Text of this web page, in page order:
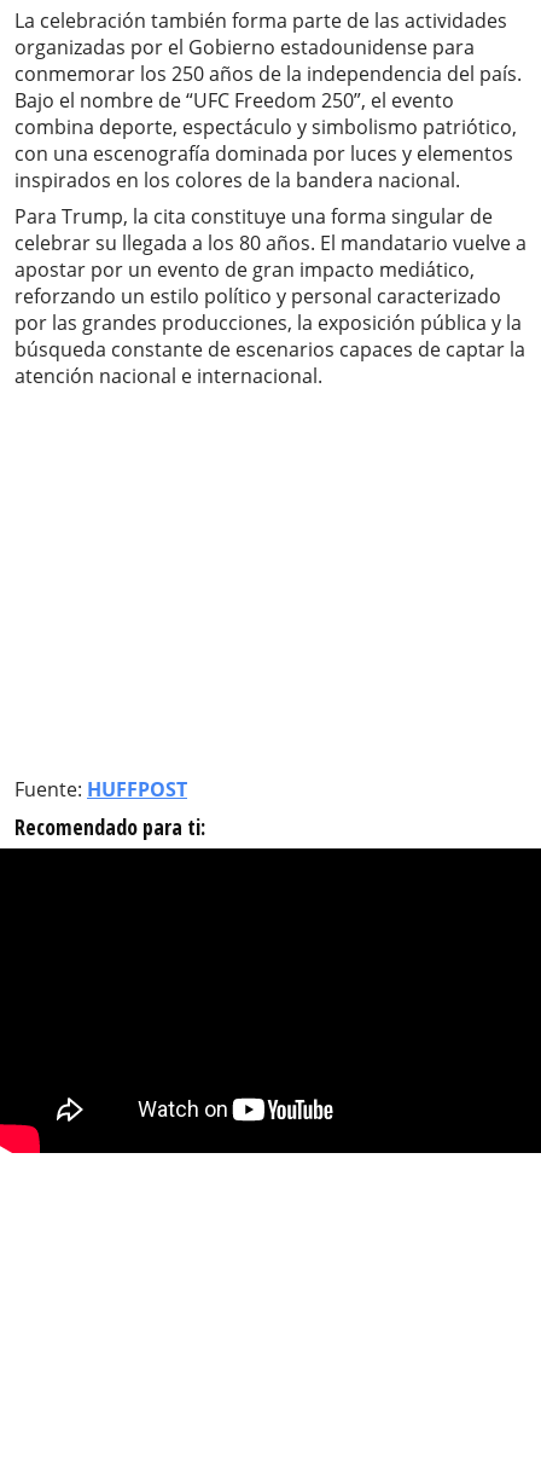
La celebración también forma parte de las actividades
organizadas por el Gobierno estadounidense para
conmemorar los 250 años de la independencia del país.
Bajo el nombre de “UFC Freedom 250”, el evento
combina deporte, espectáculo y simbolismo patriótico,
con una escenografía dominada por luces y elementos
inspirados en los colores de la bandera nacional.
Para Trump, la cita constituye una forma singular de
celebrar su llegada a los 80 años. El mandatario vuelve a
apostar por un evento de gran impacto mediático,
reforzando un estilo político y personal caracterizado
por las grandes producciones, la exposición pública y la
búsqueda constante de escenarios capaces de captar la
atención nacional e internacional.
Fuente: HUFFPOST
Recomendado para ti: